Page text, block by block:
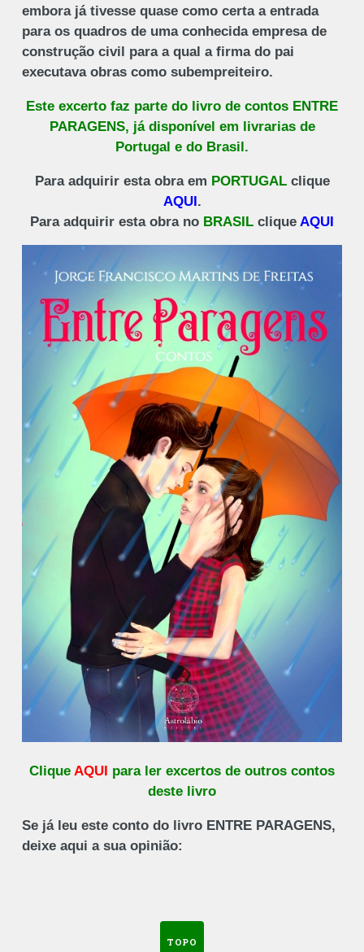
embora já tivesse quase como certa a entrada
para os quadros de uma conhecida empresa de
construção civil para a qual a firma do pai
executava obras como subempreiteiro.
Este excerto faz parte do livro de contos ENTRE
PARAGENS, já disponível em livrarias de
Portugal e do Brasil.
Para adquirir esta obra em PORTUGALclique
AQUI.
Para adquirir esta obra no BRASIL clique AQUI
Clique AQUI para ler excertos de outros contos
deste livro
Se já leu este conto do livro ENTRE PARAGENS,
deixe aqui a sua opinião:
TOPO